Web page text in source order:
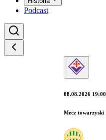
Podcast
08.08.2026 19:00
Mecz towarzyski